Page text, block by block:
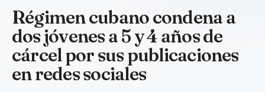
Régimen cubano condena a
dos jóvenes a 5 y 4 años de
cárcel por sus publicaciones
en redes sociales